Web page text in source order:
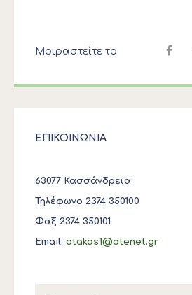
Μοιραστείτε το
ΕΠΙΚΟΙΝΩΝΙΑ
63077 Κασσάνδρεια
Τηλέφωνο 2374 350100
Φαξ 2374 350101
Email: otakas1@otenet.gr